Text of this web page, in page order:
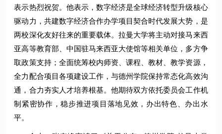
表示热烈祝贺。他表示，数字经济是全球经济转型升级核心
驱动力，共建数字经济合作办学项目契合时代发展大势，是
两校深化友好往来的重要载体。拉曼大学将主动对接马来西
亚高等教育部、中国驻马来西亚大使馆等相关单位，多方争
取政策支持；全面统筹校内师资、课程、教材、教学资源，
全力配合项目各项建设工作，与德州学院保持常态化高效沟
通，合力夯实人才培养根基。他期待双方依托委员会工作机
制紧密协作，稳步推进项目落地见效，办出特色、办出水
平。